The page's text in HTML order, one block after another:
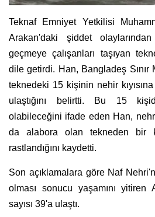
Teknaf Emniyet Yetkilisi
Arakan'daki şiddet
geçmeye çalışanları taşıyan
dile getirdi. Han, Bangladeş Sınır
teknedeki 15 kişinin nehir
ulaştığını belirtti. Bu 15
olabileceğini ifade eden Han,
da alabora olan tekneden bir
rastlandığını kaydetti.
Son açıklamalara göre Naf
olması sonucu yaşamını yitiren
sayısı 39'a ulaştı.